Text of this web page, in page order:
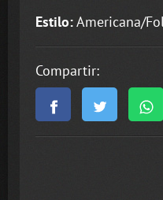
Estilo:Americana/
Compartir: